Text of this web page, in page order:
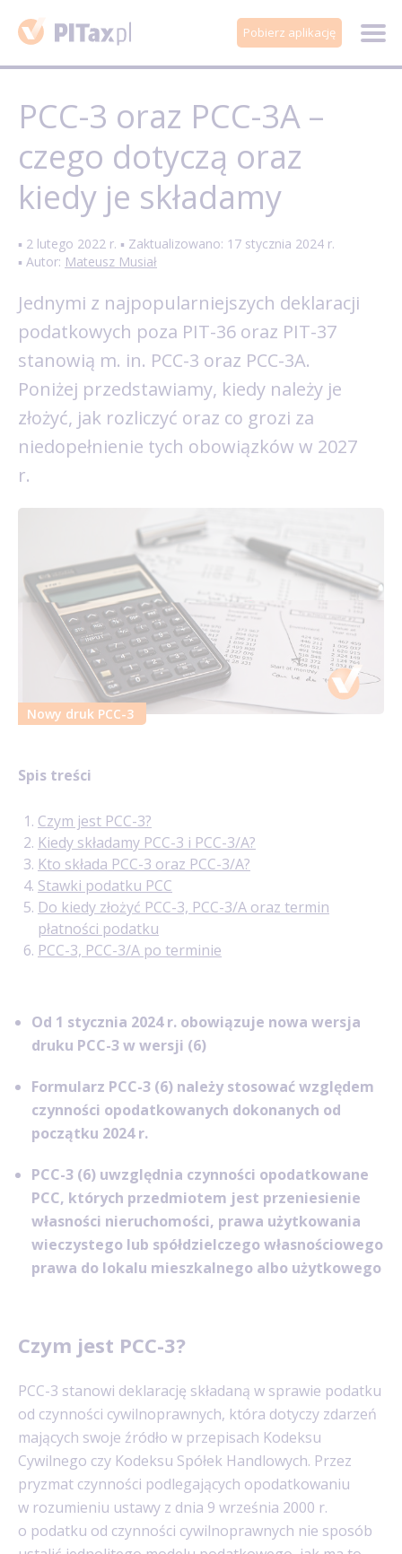
Pobierz aplikację
PCC-3 oraz PCC-3A –
czego dotyczą oraz
kiedy je składamy
▪ 2 lutego 2022 r. ▪ Zaktualizowano: 17 stycznia 2024 r.
▪ Autor: Mateusz Musiał
Jednymi z najpopularniejszych deklaracji
podatkowych poza PIT-36 oraz PIT-37
stanowią m. in. PCC-3 oraz PCC-3A.
Poniżej przedstawiamy, kiedy należy je
złożyć, jak rozliczyć oraz co grozi za
niedopełnienie tych obowiązków w 2027
r.
Nowy druk PCC-3
Spis treści
Czym jest PCC-3?
Kiedy składamy PCC-3 i PCC-3/A?
Kto składa PCC-3 oraz PCC-3/A?
Stawki podatku PCC
Do kiedy złożyć PCC-3, PCC-3/A oraz termin
płatności podatku
PCC-3, PCC-3/A po terminie
Od 1 stycznia 2024 r. obowiązuje nowa wersja
druku PCC-3 w wersji (6)
Formularz PCC-3 (6) należy stosować względem
czynności opodatkowanych dokonanych od
początku 2024 r.
PCC-3 (6) uwzględnia czynności opodatkowane
PCC, których przedmiotem jest przeniesienie
własności nieruchomości, prawa użytkowania
wieczystego lub spółdzielczego własnościowego
prawa do lokalu mieszkalnego albo użytkowego
Czym jest PCC-3?
PCC-3 stanowi deklarację składaną w sprawie podatku
od czynności cywilnoprawnych, która dotyczy zdarzeń
mających swoje źródło w przepisach Kodeksu
Cywilnego czy Kodeksu Spółek Handlowych. Przez
pryzmat czynności podlegających opodatkowaniu
w rozumieniu ustawy z dnia 9 września 2000 r.
o podatku od czynności cywilnoprawnych nie sposób